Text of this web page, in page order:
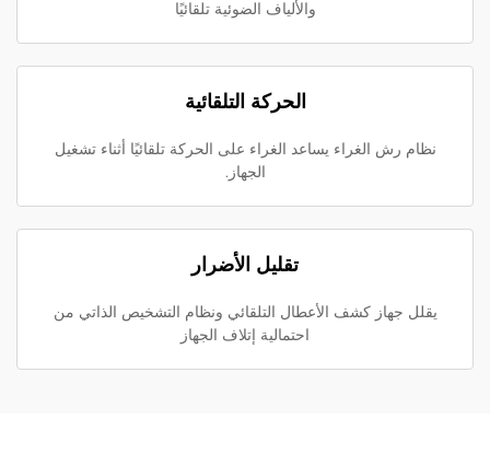
والألياف الضوئية تلقائيًا
الحركة التلقائية
نظام رش الغراء يساعد الغراء على الحركة تلقائيًا أثناء تشغيل
الجهاز.
تقليل الأضرار
يقلل جهاز كشف الأعطال التلقائي ونظام التشخيص الذاتي من
احتمالية إتلاف الجهاز